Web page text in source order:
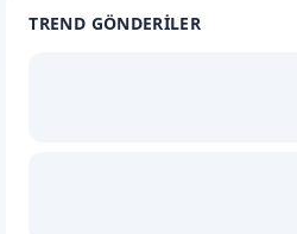
TREND GÖNDERILER